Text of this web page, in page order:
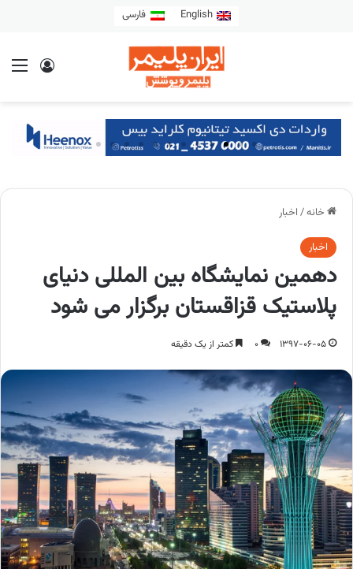
English فارسی
خانه/ اخبار
اخبار
دهمین نمایشگاه بین المللی دنیای
پلاستیک قزاقستان برگزار می شود
1397-06-05
0 کمتر از یک دقیقه